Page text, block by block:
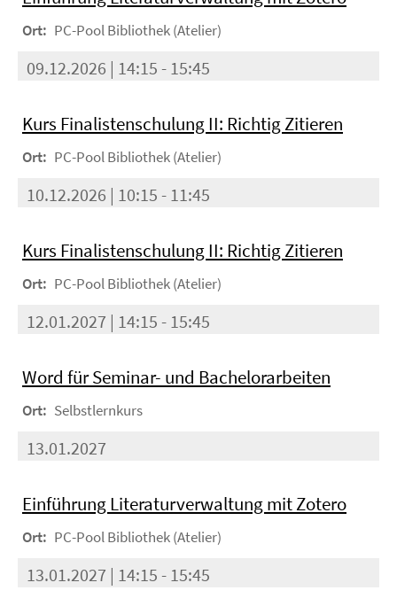
Ort: PC-Pool Bibliothek (Atelier)
09.12.2026 | 14:15 - 15:45
Kurs Finalistenschulung II: Richtig Zitieren
Ort: PC-Pool Bibliothek (Atelier)
10.12.2026 | 10:15 - 11:45
Kurs Finalistenschulung II: Richtig Zitieren
Ort: PC-Pool Bibliothek (Atelier)
12.01.2027 | 14:15 - 15:45
Word für Seminar- und Bachelorarbeiten
Ort: Selbstlernkurs
13.01.2027
Einführung Literaturverwaltung mit Zotero
Ort: PC-Pool Bibliothek (Atelier)
13.01.2027 | 14:15 - 15:45